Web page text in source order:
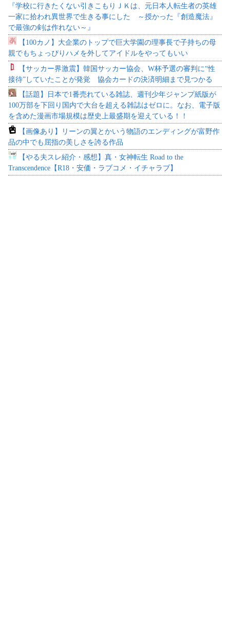
『学校に行きたくない引きこもりＪＫは、元日本人転生者の英雄
一家に拾われ異世界で生きる事にした ～授かった『創造魔法』
で最強の剣は作れない～』
【100カノ】大企業のトップで巨大学園の理事長で子持ちの母
親でもちょっぴりハメを外してアイドルをやってもいい
【サッカー界激震】韓国サッカー協会、W杯予選の審判に“性
接待”していたことが発覚 協会カードの決済明細まで見つかる
【話題】日本で1番売れている雑誌、週刊少年ジャンプ紙版が
100万部を下回り国内で大台を超える雑誌はゼロに。なお、電子版
を含めた漫画市場規模は歴史上最盛期を迎えている！！
【画像あり】リーンの翼とかいう物語のエンディングが富野作
品の中でも屈指の美しさを誇る作品
【やる夫スレ紹介・感想】真・女神転生 Road to the
Transcendence【R18・安価・ラブコメ・イチャラブ】